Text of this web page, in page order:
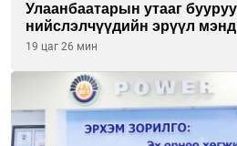
Улаанбаатарын утааг
нийслэлчүүдийн эрүүл
төслийг “Чингис хаан
19 цаг 26 мин